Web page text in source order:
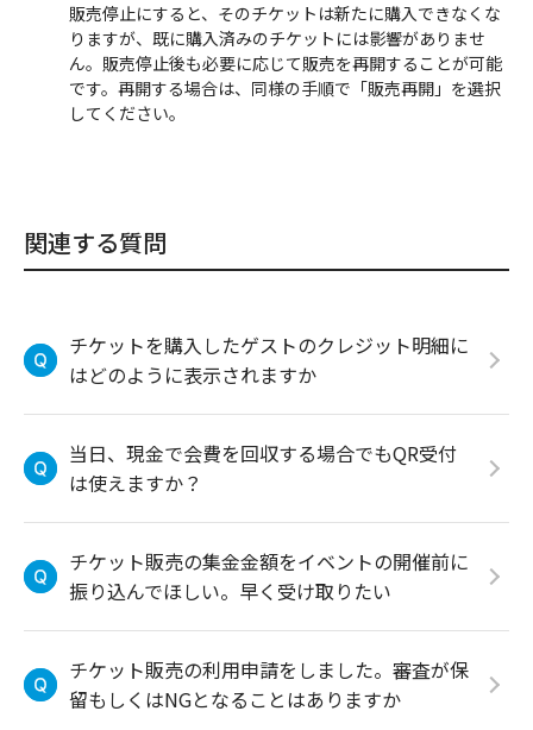
販売停止にすると、そのチケットは新たに購入できなくな
りますが、既に購入済みのチケットには影響がありませ
ん。販売停止後も必要に応じて販売を再開することが可能
です。再開する場合は、同様の手順で「販売再開」を選択
してください。
関連する質問
チケットを購入したゲストのクレジット明細に
はどのように表示されますか
当日、現金で会費を回収する場合でもQR受付
は使えますか？
チケット販売の集金金額をイベントの開催前に
振り込んでほしい。早く受け取りたい
チケット販売の利用申請をしました。審査が保
留もしくはNGとなることはありますか